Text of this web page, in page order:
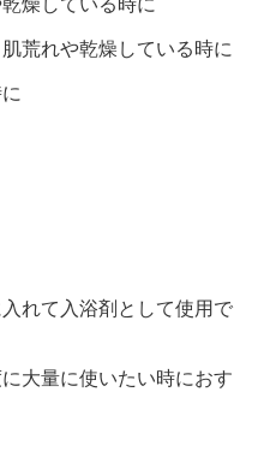
燥している時に
荒れや乾燥している時に
れて入浴剤として使用で
大量に使いたい時におす